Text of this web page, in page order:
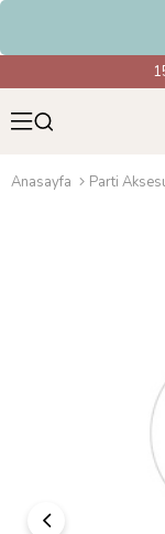
Anasayfa Parti